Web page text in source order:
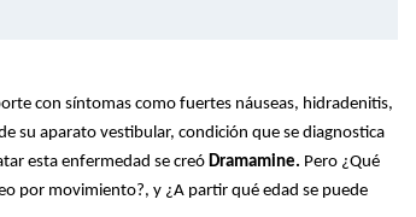
con síntomas como fuertes náuseas, hidradenitis,
su aparato vestibular, condición que se diagnostica
esta enfermedad se creó Dramamine. Pero ¿Qué
por movimiento?, y ¿A partir qué edad se puede